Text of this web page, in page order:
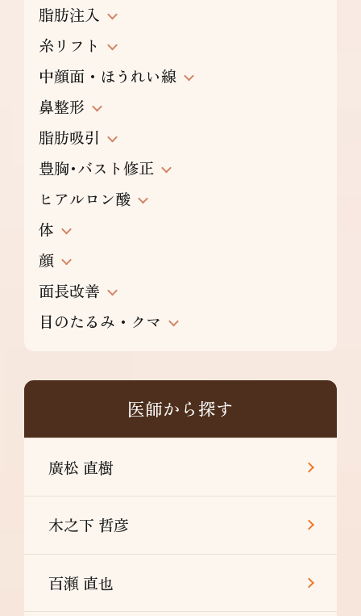
脂肪注入
糸リフト
中顔面・ほうれい線
鼻整形
脂肪吸引
豊胸･バスト修正
ヒアルロン酸
体
顔
面長改善
目のたるみ・クマ
医師から探す
廣松 直樹
木之下 哲彦
百瀬 直也